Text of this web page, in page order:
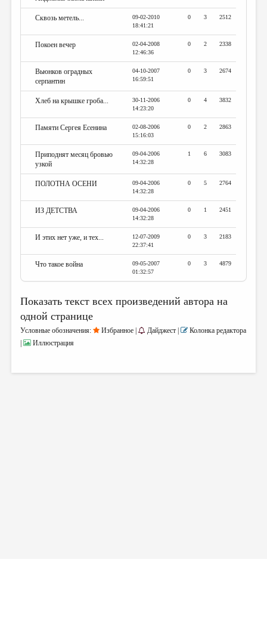
МЕДИА
ВКОНТАКТЕ
Сквозь метель...
09-02-2010
18:41:21
0 3 2512
Покоен вечер
02-04-2008
12:46:36
0 2 2338
Вьюнков оградных
серпантин
04-10-2007
16:59:51
0 3 2674
Хлеб на крышке гроба...
30-11-2006
14:23:20
0 4 3832
Памяти Сергея Есенина
02-08-2006
15:16:03
0 2 2863
Приподнят месяц бровью
узкой
09-04-2006
14:32:28
1 6 3083
ПОЛОТНА ОСЕНИ
09-04-2006
14:32:28
0 5 2764
ИЗ ДЕТСТВА
09-04-2006
14:32:28
0 1 2451
И этих нет уже, и тех...
12-07-2009
22:37:41
0 3 2183
Что такое война
09-05-2007
01:32:57
0 3 4879
Показать текст всех произведений автора на
одной странице
Условные обозначения: Избранное | Дайджест |
Колонка редактора
Иллюстрация